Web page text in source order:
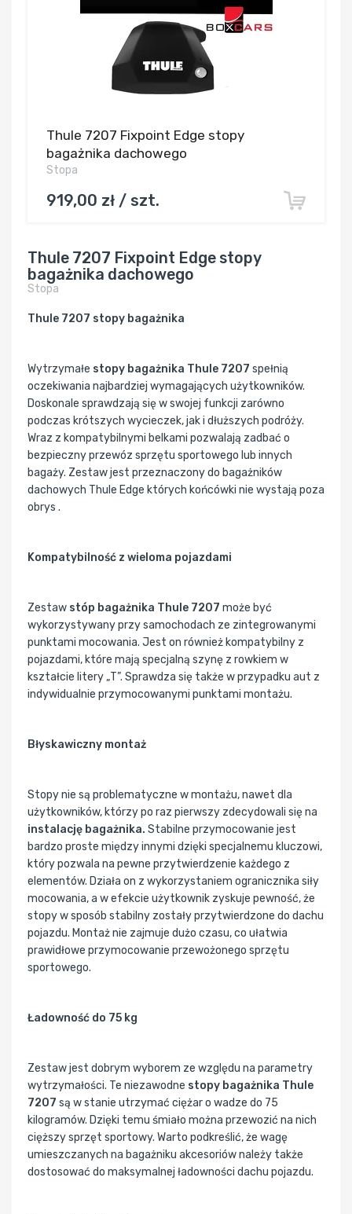
Thule 7207 Fixpoint Edge stopy
bagażnika dachowego
Stopa
919,00 zł / szt.
Thule 7207 Fixpoint Edge stopy
bagażnika dachowego
Stopa
Thule 7207 stopy bagażnika
Wytrzymałe stopy bagażnika Thule 7207 spełnią
oczekiwania najbardziej wymagających użytkowników.
Doskonale sprawdzają się w swojej funkcji zarówno
podczas krótszych wycieczek, jak i dłuższych podróży.
Wraz z kompatybilnymi belkami pozwalają zadbać o
bezpieczny przewóz sprzętu sportowego lub innych
bagaży. Zestaw jest przeznaczony do bagażników
dachowych Thule Edge których końcówki nie wystają poza
obrys .
Kompatybilność z wieloma pojazdami
Zestaw stóp bagażnika Thule 7207 może być
wykorzystywany przy samochodach ze zintegrowanymi
punktami mocowania. Jest on również kompatybilny z
pojazdami, które mają specjalną szynę z rowkiem w
kształcie litery „T”. Sprawdza się także w przypadku aut z
indywidualnie przymocowanymi punktami montażu.
Błyskawiczny montaż
Stopy nie są problematyczne w montażu, nawet dla
użytkowników, którzy po raz pierwszy zdecydowali się na
instalację bagażnika. Stabilne przymocowanie jest
bardzo proste między innymi dzięki specjalnemu kluczowi,
który pozwala na pewne przytwierdzenie każdego z
elementów. Działa on z wykorzystaniem ogranicznika siły
mocowania, a w efekcie użytkownik zyskuje pewność, że
stopy w sposób stabilny zostały przytwierdzone do dachu
pojazdu. Montaż nie zajmuje dużo czasu, co ułatwia
prawidłowe przymocowanie przewożonego sprzętu
sportowego.
Ładowność do 75 kg
Zestaw jest dobrym wyborem ze względu na parametry
wytrzymałości. Te niezawodne stopy bagażnika Thule
7207 są w stanie utrzymać ciężar o wadze do 75
kilogramów. Dzięki temu śmiało można przewozić na nich
cięższy sprzęt sportowy. Warto podkreślić, że wagę
umieszczanych na bagażniku akcesoriów należy także
dostosować do maksymalnej ładowności dachu pojazdu.